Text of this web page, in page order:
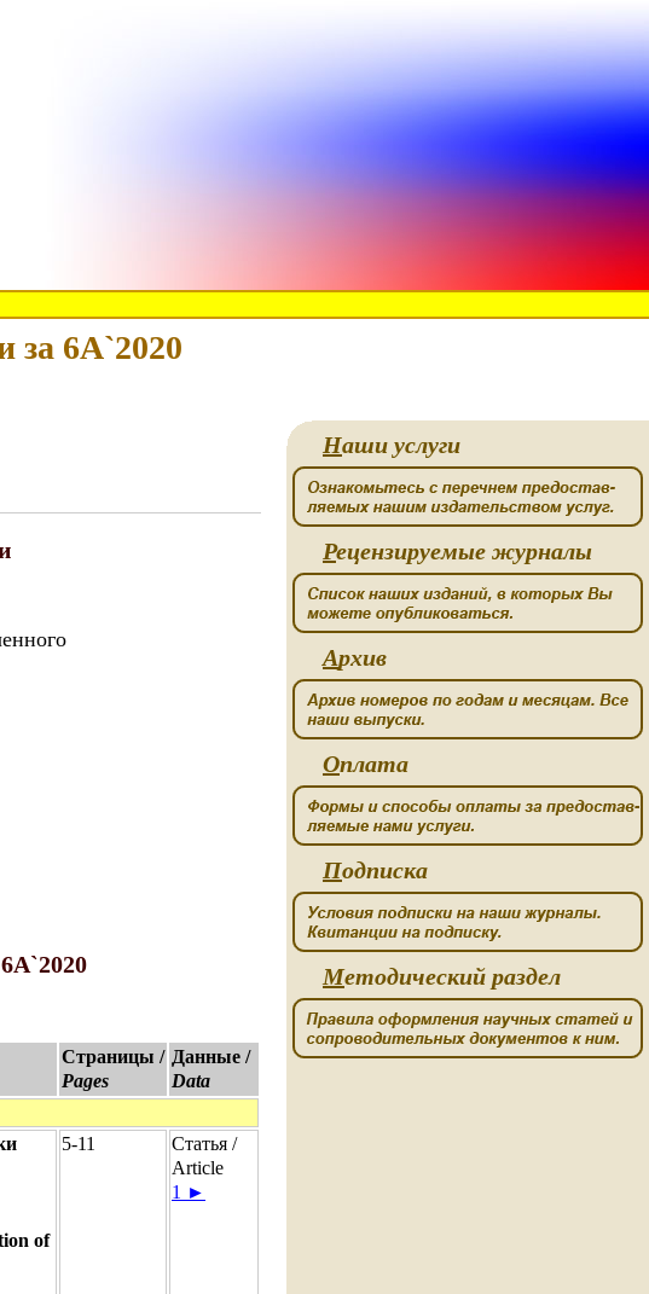
за 6A`2020
Наши услуги
Рецензируемые журналы
Архив
Оплата
Подписка
Методический раздел
Страницы /
Pages
Данные /
Data
of
5-11
Статья /
Article
1 ►